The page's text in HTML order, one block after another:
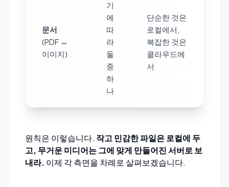
문서
(PDF ↔
이미지)
기
에
따
라
둘
중
하
나
단순한 것은
로컬에서,
복잡한 것은
클라우드에
서
원칙은 이렇습니다. 작고 민감한 파일은 로컬에 두
고, 무거운 미디어는 그에 맞게 만들어진 서버로 보
내라. 이제 각 측면을 차례로 살펴보겠습니다.